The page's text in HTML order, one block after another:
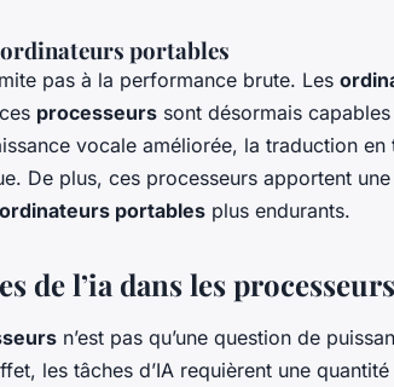
portables
pas à la performance brute. Les
processeurs sont désormais
vocale améliorée, la traduction en
De plus, ces processeurs apportent
ordinateurs portables plus endurants.
de l’ia dans les processeurs
n’est pas qu’une question de
les tâches d’IA requièrent une